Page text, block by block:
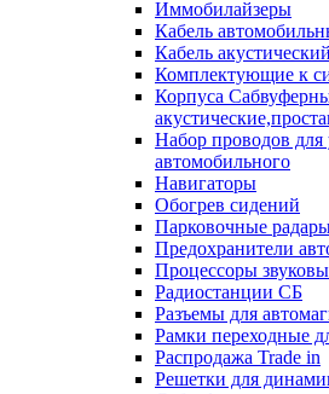
Иммобилайзеры
Кабель
Кабель акустический
Комплектующие к
Корпуса
Набор проводов для
автомобильного
Навигаторы
Обогрев сидений
Парковочные
Предохранители
Процессоры
Радиостанции СБ
Разъемы для
Рамки переходные
Распродажа Trade in
Решетки для